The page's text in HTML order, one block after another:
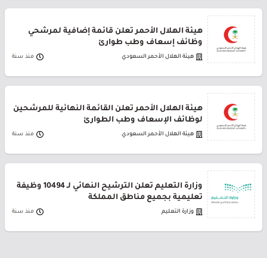
هيئة الهلال الأحمر تعلن قائمة إضافية لمرشحي
وظائف إسعاف وطب طوارئ
هيئة الهلال الأحمر السعودي منذ سنة
هيئة الهلال الأحمر تعلن القائمة النهائية للمرشحين
لوظائف الإسعاف وطب الطوارئ
هيئة الهلال الأحمر السعودي منذ سنة
وزارة التعليم تعلن الترشيح النهائي لـ 10494 وظيفة
تعليمية بجميع مناطق المملكة
وزارة التعليم منذ سنة